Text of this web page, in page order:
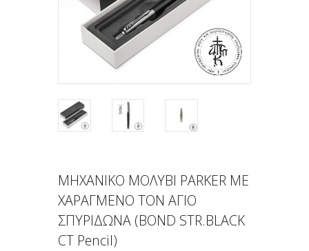
ΜΗΧΑΝΙΚΟ ΜΟΛΥΒΙ PARKER ΜΕ
ΧΑΡΑΓΜΕΝΟ ΤΟΝ ΑΓΙΟ
ΣΠΥΡΙΔΩΝΑ (BOND STR.BLACK
CT Pencil)